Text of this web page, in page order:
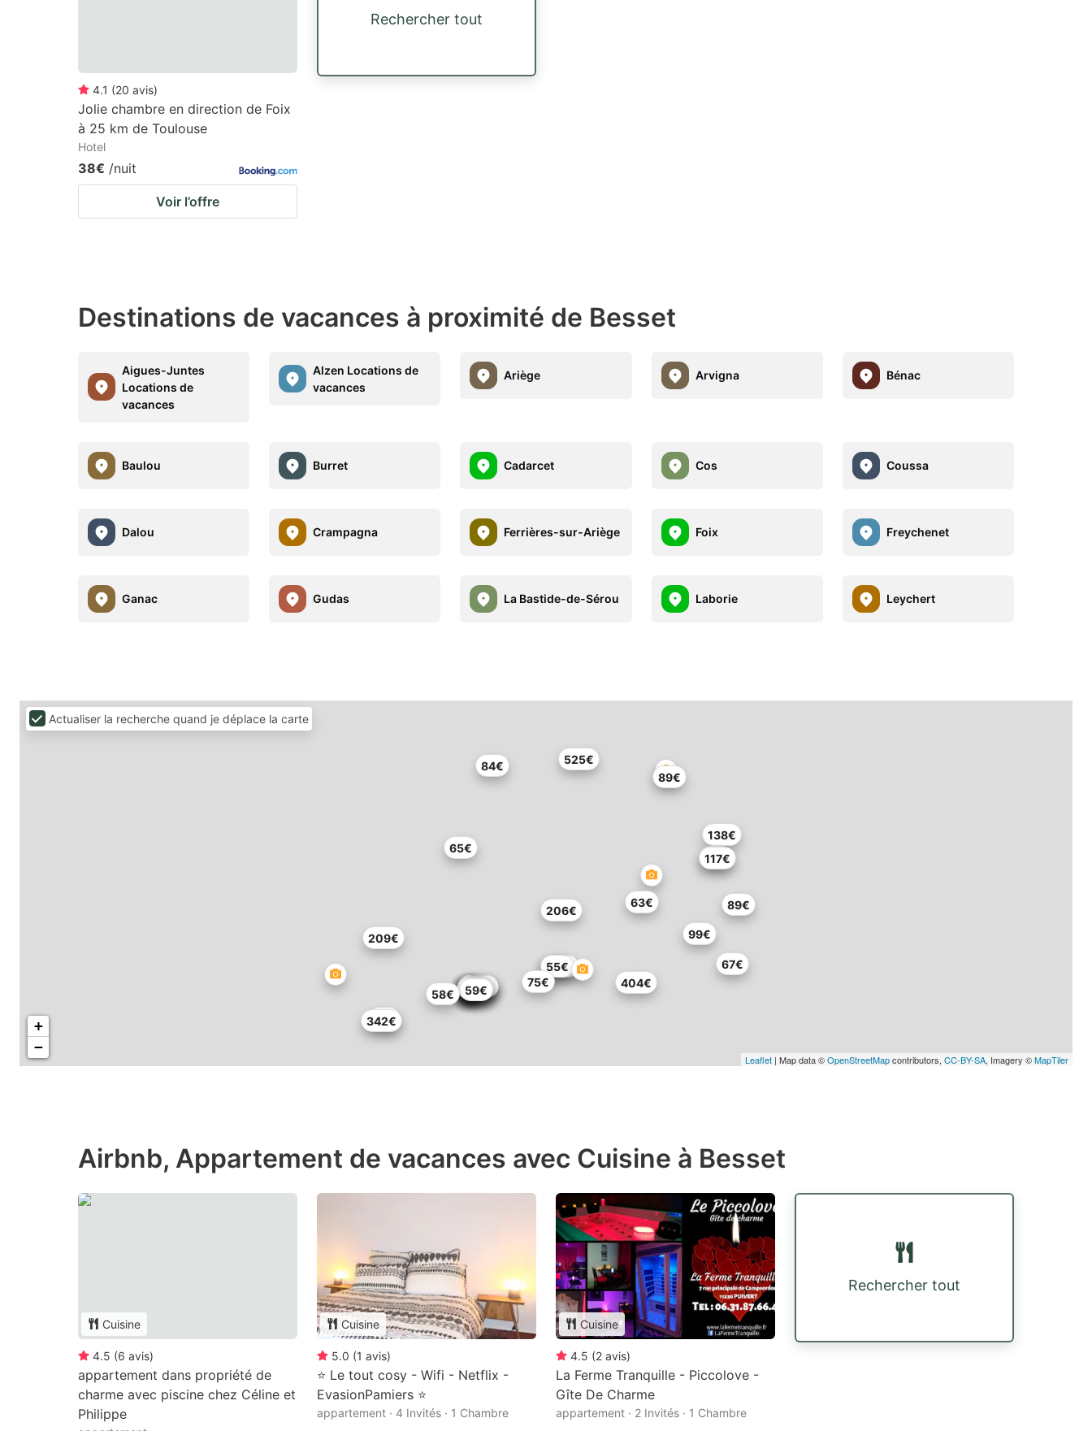
4.1 (20 avis)
Jolie chambre en direction de Foix
à 25 km de Toulouse
Hotel
38€ /nuit
Voir l’offre
Rechercher tout
Destinations de vacances à proximité de Besset
Aigues-Juntes
Locations de
vacances
Alzen Locations de
vacances
Ariège Arvigna Bénac
Baulou Burret Cadarcet Cos Coussa
Dalou Crampagna Ferrières-sur-Ariège Foix Freychenet
Ganac Gudas La Bastide-de-Sérou Laborie Leychert
84€
209€
525€
138€
99€
99€
173€
404€
55€
88€
58€
63€
75€
117€
94€
110€
89€
89€
60€
206€
102€
110€
74€
65€
59€
64€
29€
67€
342€
124€
+
−
Leaflet | Map data ©OpenStreetMapcontributors, CC-BY-SA, Imagery ©MapTiler
Actualiser la recherche quand je déplace la carte
Airbnb, Appartement de vacances avec Cuisine à Besset
Cuisine
4.5 (6 avis)
appartement dans propriété de
charme avec piscine chez Céline et
Philippe
Cuisine
5.0 (1 avis)
⭐ Le tout cosy - Wifi - Netflix -
EvasionPamiers ⭐
appartement · 4 Invités · 1 Chambre
Cuisine
4.5 (2 avis)
La Ferme Tranquille - Piccolove -
Gîte De Charme
appartement · 2 Invités · 1 Chambre
Rechercher tout